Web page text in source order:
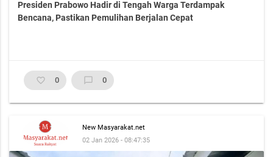
Presiden Prabowo Hadir di Tengah Warga Terdampak
Bencana, Pastikan Pemulihan Berjalan Cepat
favorite_border 0 chat_bubble_outline 0
New Masyarakat.net
02 Jan 2026 - 08:47:35